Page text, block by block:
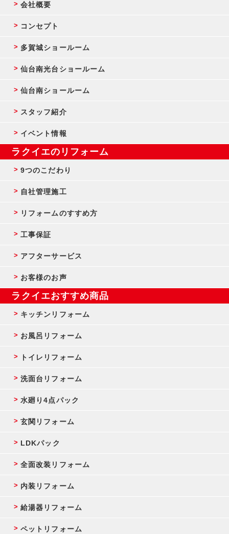
会社概要
コンセプト
多賀城ショールーム
仙台南光台ショールーム
仙台南ショールーム
スタッフ紹介
イベント情報
ラクイエのリフォーム
9つのこだわり
自社管理施工
リフォームのすすめ方
工事保証
アフターサービス
お客様のお声
ラクイエおすすめ商品
キッチンリフォーム
お風呂リフォーム
トイレリフォーム
洗面台リフォーム
水廻り4点パック
玄関リフォーム
LDKパック
全面改装リフォーム
内装リフォーム
給湯器リフォーム
ペットリフォーム